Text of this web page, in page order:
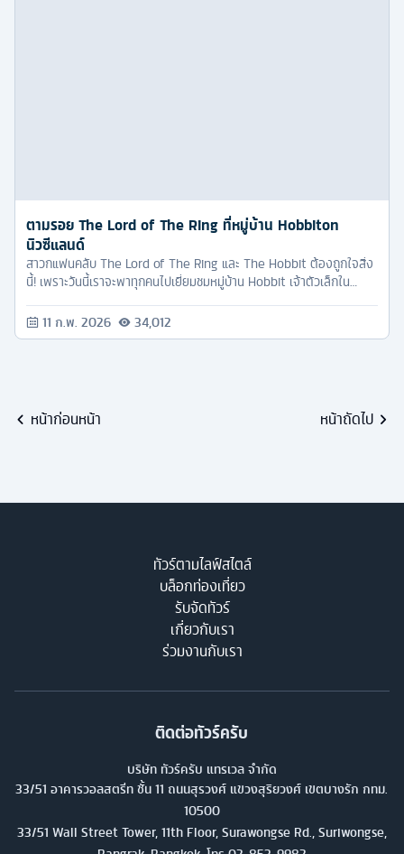
ตามรอย The Lord of The Ring ที่หมู่บ้าน Hobbiton
นิวซีแลนด์
สาวกแฟนคลับ The Lord of The Ring และ The Hobbit ต้องถูกใจสิ่ง
นี้! เพราะวันนี้เราจะพาทุกคนไปเยี่ยมชมหมู่บ้าน Hobbit เจ้าตัวเล็กใน
ภาพยนตร์ ใครเป็นแฟนตระกูลแบล็คกิ้น คงจะรู้จักที่นี่เป็นอย่างดี แต่ที่นี่ไม่
ได้เป็นแค่ฉากในหนังเท่านั้น เพราะเขายังเปิดให้นักท่องเที่ยวได้เข้าชม แถม
ยังมีร้านอาหารขายกันจริงๆ ในหมู่บ้านฮอบบิทอีกด้วย
34,012
ทัวร์ตามไลฟ์สไตล์
บล็อกท่องเที่ยว
รับจัดทัวร์
เกี่ยวกับเรา
ร่วมงานกับเรา
ติดต่อทัวร์ครับ
บริษัท ทัวร์ครับ แทรเวล จำกัด
33/51 อาคารวอลสตรีท ชั้น 11 ถนนสุรวงศ์ แขวงสุริยวงศ์ เขตบางรัก กทม.
10500
33/51 Wall Street Tower, 11th Floor, Surawongse Rd., Suriwongse,